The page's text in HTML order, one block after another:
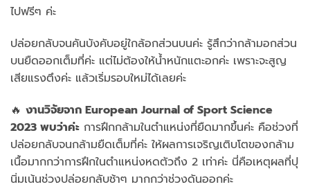
ไปฟรีๆ ค่ะ
ปล่อยกลับจนคันบังคับอยู่ใกล้อกส่วนบนค่ะ รู้สึกว่ากล้ามอกส่วน
บนยืดออกเต็มที่ค่ะ แต่ไม่ต้องให้น้ำหนักแตะอกค่ะ เพราะจะสูญ
เสียแรงตึงค่ะ แล้วเริ่มรอบใหม่ได้เลยค่ะ
🔥 งานวิจัยจาก European Journal of Sport Science
2023 พบว่าค่ะ การฝึกกล้ามในตำแหน่งที่ยืดมากขึ้นค่ะ คือช่วงที่
ปล่อยกลับจนกล้ามยืดเต็มที่ค่ะ ให้ผลการเจริญเติบโตของกล้าม
เนื้อมากกว่าการฝึกในตำแหน่งหดตัวถึง 2 เท่าค่ะ นี่คือเหตุผลที่ปุ
นิ่มเน้นช่วงปล่อยกลับช้าๆ มากกว่าช่วงดันออกค่ะ